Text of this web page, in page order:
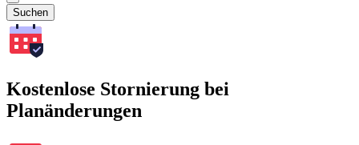
Suchen
Kostenlose Stornierung bei
Planänderungen